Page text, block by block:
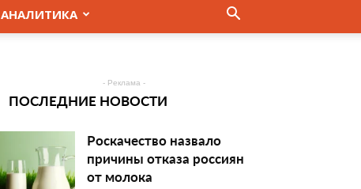
АНАЛИТИКА
- Реклама -
ПОСЛЕДНИЕ НОВОСТИ
Роскачество назвало
причины отказа россиян
от молока